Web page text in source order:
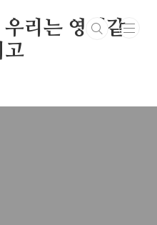
리는 영원같
고